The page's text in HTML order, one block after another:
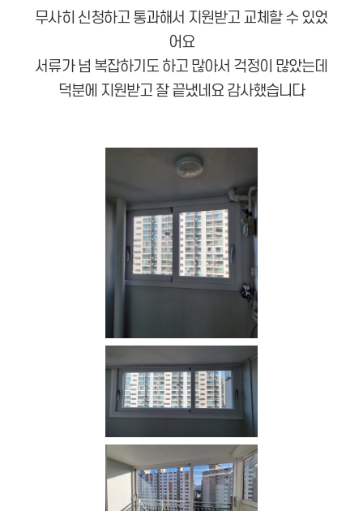
무사히 신청하고 통과해서 지원받고 교체할 수 있었
어요
서류가 넘 복잡하기도 하고 많아서 걱정이 많았는데
덕분에 지원받고 잘 끝냈네요 감사했습니다